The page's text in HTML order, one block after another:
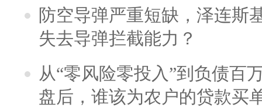
防空导弹严重短缺，泽连斯
失去导弹拦截能力？
从“零风险零投入”到负债百
盘后，谁该为农户的贷款买